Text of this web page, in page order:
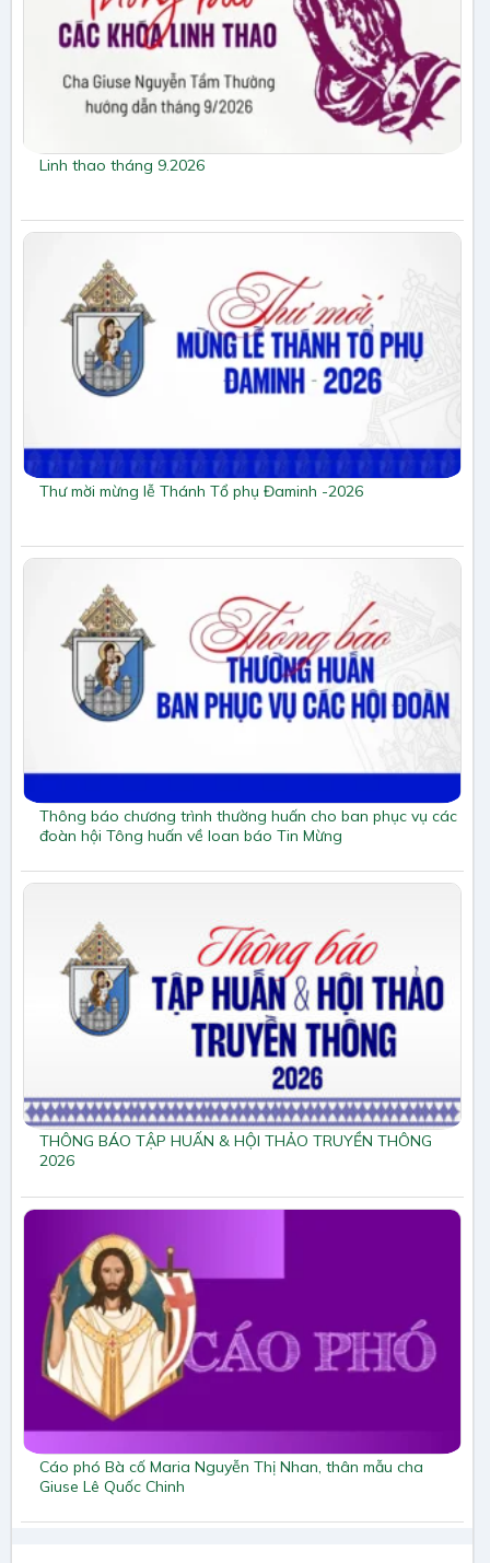
Linh thao tháng 9.2026
Thư mời mừng lễ Thánh Tổ phụ Đaminh -2026
Thông báo chương trình thường huấn cho ban phục vụ các
đoàn hội Tông huấn về loan báo Tin Mừng
THÔNG BÁO TẬP HUẤN & HỘI THẢO TRUYỀN THÔNG
2026
Cáo phó Bà cố Maria Nguyễn Thị Nhan, thân mẫu cha
Giuse Lê Quốc Chinh